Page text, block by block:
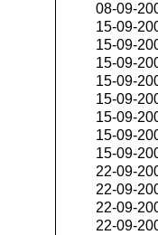
08-09-
15-09-
15-09-
15-09-
15-09-
15-09-
15-09-
15-09-
15-09-
22-09-
22-09-
22-09-
22-09-